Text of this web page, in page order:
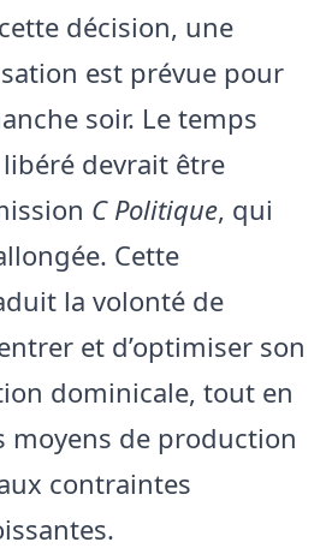
décision, une
est prévue pour
soir. Le temps
devrait être
C Politique, qui
Cette
la volonté de
et d’optimiser son
dominicale, tout en
moyens de production
contraintes